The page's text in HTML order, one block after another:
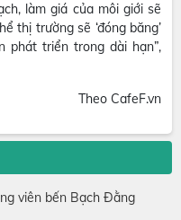
làm giá của môi giới sẽ
thị trường sẽ ‘đóng băng’
phát triển trong dài hạn”,
Theo CafeF.vn
viên bến Bạch Đằng